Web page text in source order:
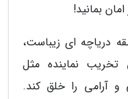
بمانید!
دریاچه ای زیباست،
نماینده مثل
و آرامی را خلق کند.